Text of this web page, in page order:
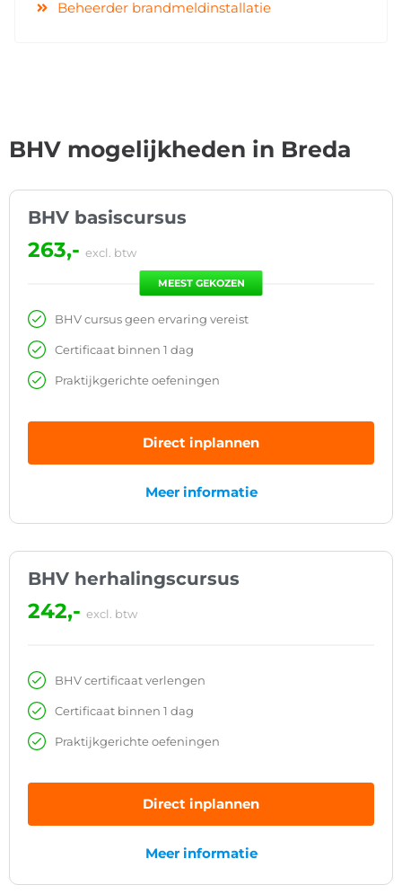
Beheerder brandmeldinstallatie
BHV mogelijkheden in Breda
BHV basiscursus
263,- excl. btw
MEEST GEKOZEN
BHV cursus geen ervaring vereist
Certificaat binnen 1 dag
Praktijkgerichte oefeningen
Direct inplannen
Meer informatie
BHV herhalingscursus
242,- excl. btw
BHV certificaat verlengen
Certificaat binnen 1 dag
Praktijkgerichte oefeningen
Direct inplannen
Meer informatie